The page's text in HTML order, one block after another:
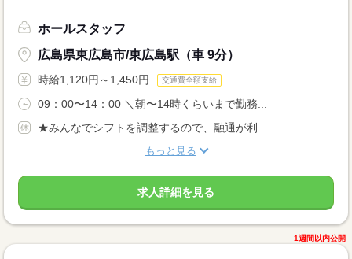
ホールスタッフ
広島県東広島市/東広島駅（車 9分）
時給1,120円～1,450円 交通費全額支給
09：00〜14：00 ＼朝〜14時くらいまで勤務...
★みんなでシフトを調整するので、融通が利...
もっと見る
求人詳細を見る
1週間以内公開